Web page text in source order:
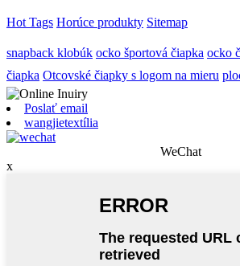
Hot Tags Horúce produkty Sitemap
snapback klobúk ocko športová čiapka ocko
čiapka Otcovské čiapky s logom na mieru
Poslať email
wangjietextília
WeChat
x